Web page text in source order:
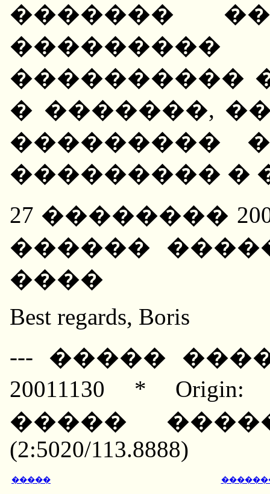
�������
����������
� �������,
���������
��������� �
27 ��������
������
����
Best regards, Boris
--- �����
20011130 *
�����
(2:5020/113.8888)
�����